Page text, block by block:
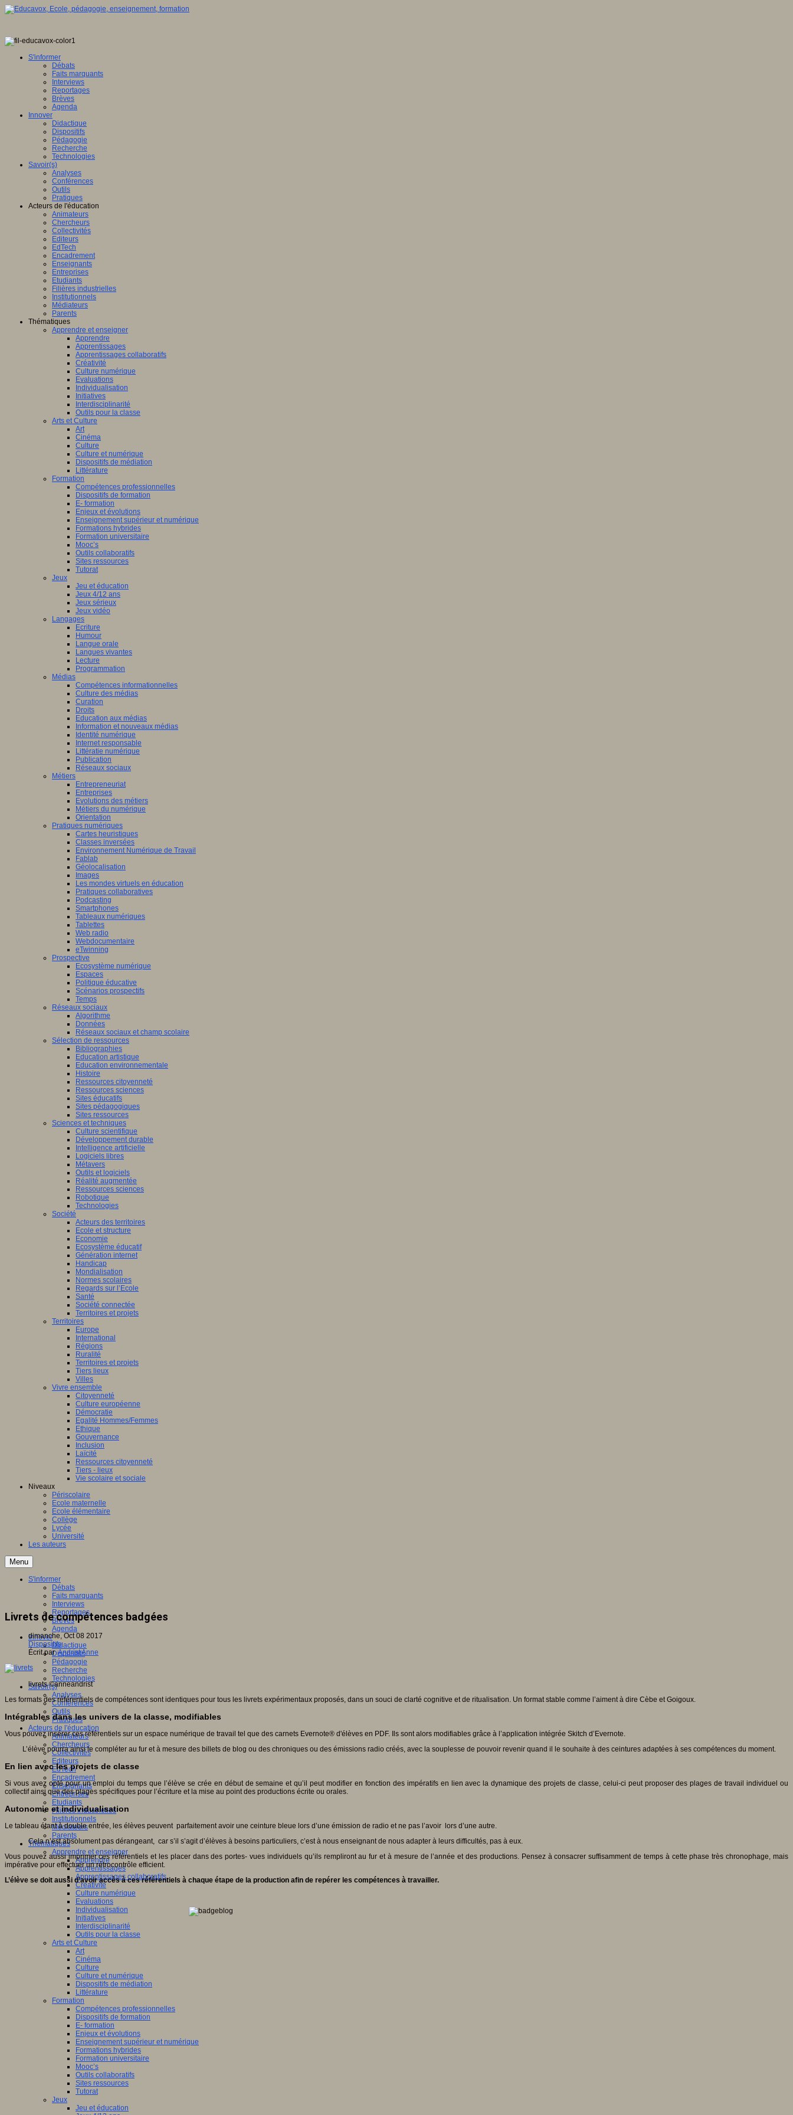
S'informer
Débats
Faits marquants
Interviews
Reportages
Brèves
Agenda
Innover
Didactique
Dispositifs
Pédagogie
Recherche
Technologies
Savoir(s)
Analyses
Conférences
Outils
Pratiques
Acteurs de l'éducation
Animateurs
Chercheurs
Collectivités
Editeurs
EdTech
Encadrement
Enseignants
Entreprises
Etudiants
Filières industrielles
Institutionnels
Médiateurs
Parents
Thématiques
Apprendre et enseigner
Apprendre
Apprentissages
Apprentissages collaboratifs
Créativité
Culture numérique
Evaluations
Individualisation
Initiatives
Interdisciplinarité
Outils pour la classe
Arts et Culture
Art
Cinéma
Culture
Culture et numérique
Dispositifs de médiation
Littérature
Formation
Compétences professionnelles
Dispositifs de formation
E- formation
Enjeux et évolutions
Enseignement supérieur et numérique
Formations hybrides
Formation universitaire
Mooc’s
Outils collaboratifs
Sites ressources
Tutorat
Jeux
Jeu et éducation
Jeux 4/12 ans
Jeux sérieux
Jeux vidéo
Langages
Ecriture
Humour
Langue orale
Langues vivantes
Lecture
Programmation
Médias
Compétences informationnelles
Culture des médias
Curation
Droits
Education aux médias
Information et nouveaux médias
Identité numérique
Internet responsable
Littératie numérique
Publication
Réseaux sociaux
Métiers
Entrepreneuriat
Entreprises
Evolutions des métiers
Métiers du numérique
Orientation
Pratiques numériques
Cartes heuristiques
Classes inversées
Environnement Numérique de Travail
Fablab
Géolocalisation
Images
Les mondes virtuels en éducation
Pratiques collaboratives
Podcasting
Smartphones
Tableaux numériques
Tablettes
Web radio
Webdocumentaire
eTwinning
Prospective
Ecosystème numérique
Espaces
Politique éducative
Scénarios prospectifs
Temps
Réseaux sociaux
Algorithme
Données
Réseaux sociaux et champ scolaire
Sélection de ressources
Bibliographies
Education artistique
Education environnementale
Histoire
Ressources citoyenneté
Ressources sciences
Sites éducatifs
Sites pédagogiques
Sites ressources
Sciences et techniques
Culture scientifique
Développement durable
Intelligence artificielle
Logiciels libres
Métavers
Outils et logiciels
Réalité augmentée
Ressources sciences
Robotique
Technologies
Société
Acteurs des territoires
Ecole et structure
Economie
Ecosystème éducatif
Génération internet
Handicap
Mondialisation
Normes scolaires
Regards sur l’Ecole
Santé
Société connectée
Territoires et projets
Territoires
Europe
International
Régions
Ruralité
Territoires et projets
Tiers lieux
Villes
Vivre ensemble
Citoyenneté
Culture européenne
Démocratie
Egalité Hommes/Femmes
Ethique
Gouvernance
Inclusion
Laïcité
Ressources citoyenneté
Tiers - lieux
Vie scolaire et sociale
Niveaux
Périscolaire
Ecole maternelle
Ecole élémentaire
Collège
Lycée
Université
Les auteurs
Menu
S'informer
Débats
Faits marquants
Interviews
Reportages
Brèves
Agenda
Innover
Didactique
Dispositifs
Pédagogie
Recherche
Technologies
Savoir(s)
Analyses
Conférences
Outils
Pratiques
Acteurs de l'éducation
Animateurs
Chercheurs
Collectivités
Editeurs
EdTech
Encadrement
Enseignants
Entreprises
Etudiants
Filières industrielles
Institutionnels
Médiateurs
Parents
Thématiques
Apprendre et enseigner
Apprendre
Apprentissages
Apprentissages collaboratifs
Créativité
Culture numérique
Evaluations
Individualisation
Initiatives
Interdisciplinarité
Outils pour la classe
Arts et Culture
Art
Cinéma
Culture
Culture et numérique
Dispositifs de médiation
Littérature
Formation
Compétences professionnelles
Dispositifs de formation
E- formation
Enjeux et évolutions
Enseignement supérieur et numérique
Formations hybrides
Formation universitaire
Mooc’s
Outils collaboratifs
Sites ressources
Tutorat
Jeux
Jeu et éducation
Livrets de compétences badgées
dimanche, Oct 08 2017
Dispositifs
Écrit parAndrist Anne
livrets ©anneandrist
Les formats des référentiels de compétences sont identiques pour tous les livrets expérimentaux proposés, dans un souci de clarté cognitive et de ritualisation. Un format stable comme l’aiment à dire Cèbe et Goigoux.
Intégrables dans les univers de la classe, modifiables
Vous pouvez insérer ces référentiels sur un espace numérique de travail tel que des carnets Evernote® d'élèves en PDF. Ils sont alors modifiables grâce à l’application intégrée Skitch d’Evernote.
L’élève pourra ainsi le compléter au fur et à mesure des billets de blog ou des chroniques ou des émissions radio créés, avec la souplesse de pouvoir revenir quand il le souhaite à des ceintures adaptées à ses compétences du moment.
En lien avec les projets de classe
Si vous avez opté pour un emploi du temps que l’élève se crée en début de semaine et qu’il peut modifier en fonction des impératifs en lien avec la dynamique des projets de classe, celui-ci peut proposer des plages de travail individuel ou
collectif ainsi que des plages spécifiques pour l’écriture et la mise au point des productions écrite ou orales.
Autonomie et individualisation
Le tableau étant à double entrée, les élèves peuvent parfaitement avoir une ceinture bleue lors d’une émission de radio et ne pas l’avoir lors d’une autre.
Cela n’est absolument pas dérangeant, car s’il s’agit d’élèves à besoins particuliers, c’est à nous enseignant de nous adapter à leurs difficultés, pas à eux.
Vous pouvez aussi imprimer ces référentiels et les placer dans des portes- vues individuels qu’ils rempliront au fur et à mesure de l’année et des productions. Pensez à consacrer suffisamment de temps à cette phase très chronophage, mais
impérative pour effectuer un rétrocontrôle efficient.
L’élève se doit aussi d’avoir accès à ces référentiels à chaque étape de la production afin de repérer les compétences à travailler.